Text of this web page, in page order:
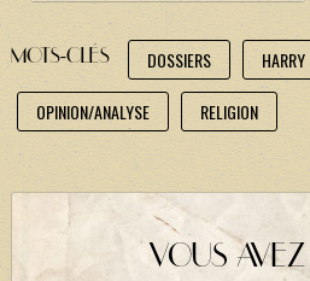
MOTS-CLÉS DOSSIERS
OPINION/ANALYSE RELIGION
VOUS